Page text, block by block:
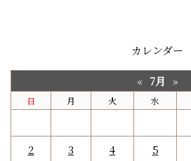
カレンダー
« 7月 »
日 月 火 水
2
3 4 5